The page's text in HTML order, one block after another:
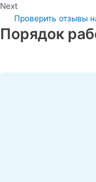
Next
Проверить отзывы
Порядок